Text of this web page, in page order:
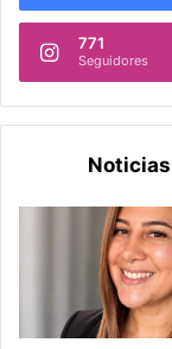
771
Seguidores